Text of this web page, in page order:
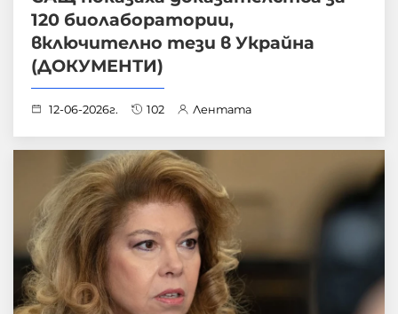
120 биолаборатории,
включително тези в Украйна
(ДОКУМЕНТИ)
12-06-2026г. 102 Лентата